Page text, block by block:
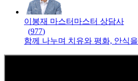
이봉재 마스터 마스터 상담사
(977)
함께 나누며 치유와 평화, 안식을